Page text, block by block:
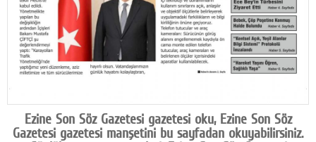
Yazarlar
Künye
SOSYAL MEDYA
Twitter
Ezine Son Söz Gazetesi gazetesi oku, Ezine Son Söz
Gazetesi gazetesi manşetini bu sayfadan okuyabilirsiniz.